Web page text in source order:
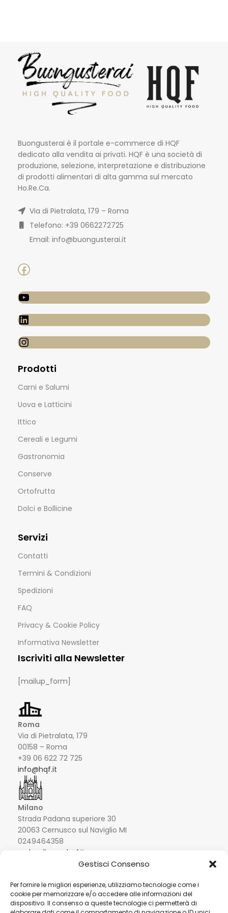
Gestisci Consenso
Per fornire le migliori esperienze, utilizziamo tecnologie come i
cookie per memorizzare e/o accedere alle informazioni del
dispositivo. Il consenso a queste tecnologie ci permetterà di
Buongusterai è il portale e-commerce di HQF
dedicato alla vendita ai privati. HQF è una società di
produzione, selezione, interpretazione e distribuzione
di prodotti alimentari di alta gamma sul mercato
Ho.Re.Ca.
Via di Pietralata, 179 – Roma
Telefono: +39 0662272725
Email: info@buongusterai.it
Prodotti
Carni e Salumi
Uova e Latticini
Ittico
Cereali e Legumi
Gastronomia
Conserve
Ortofrutta
Dolci e Bollicine
Servizi
Contatti
Termini & Condizioni
Spedizioni
FAQ
Privacy & Cookie Policy
Informativa Newsletter
Iscriviti alla Newsletter
[mailup_form]
Roma
Via di Pietralata, 179
00158 – Roma
+39 06 622 72 725
info@hqf.it
Milano
Strada Padana superiore 30
20063 Cernusco sul Naviglio MI
0249464358
sedemilano@hqf.it
LondraArch. 320 Blucher Road SE5 0LH – London +44
02077032060info@buongusterai.uk